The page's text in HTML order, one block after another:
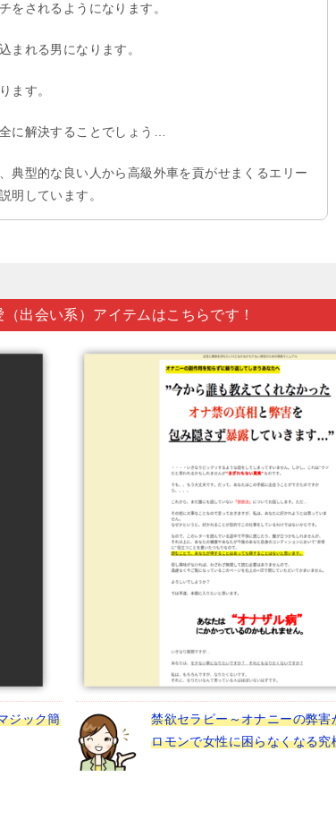
をされるようになります。
まれる男になります。
ます。
に解決することでしょう…
典型的な良い人から高級外車を貢がせまくるエリー
明しています。
出会い系）アイテムはこちらです！
ジック簡
禁欲セラピー～オナニーの弊害
ロモンで女性に困らなくなる究